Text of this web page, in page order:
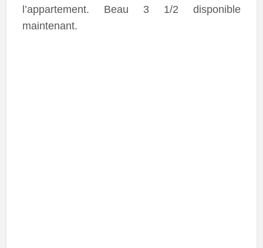
l’appartement. Beau 3 1/2 disponible
maintenant.